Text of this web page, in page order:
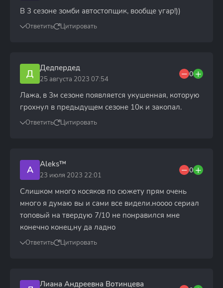
В 3 сезоне зомби автостопщик, вообще угар!))
Ответить Цитировать
Д Дедпердед
25 августа 2023 07:54
0
Лажа, в 3м сезоне появляется укушенная, которую
грохнул в предыдущем сезоне 10к и закопал.
Ответить Цитировать
A Aleks™
23 июля 2023 22:01
0
Слишком много косяков по сюжету прям очень
много я думаю вы и сами все видели.ноооо сериал
топовый на твердую 7/10 не понравился мне
конечно конец,ну да ладно
Ответить Цитировать
Лиана Андреевна Вотинцева